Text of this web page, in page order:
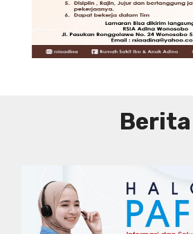
SYARAT DAN
BROSUR
Berita